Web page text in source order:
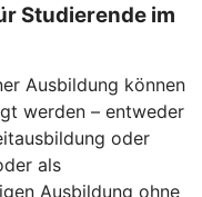
Studierende im
Ausbildung können
werden – entweder
oder
als
Ausbildung ohne